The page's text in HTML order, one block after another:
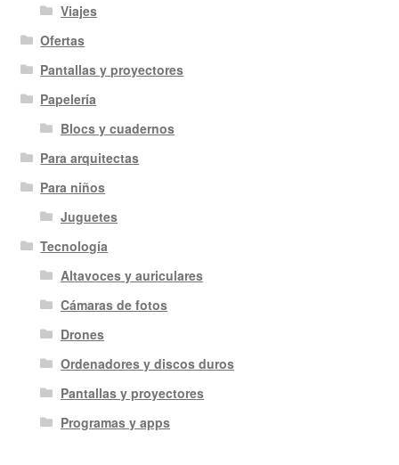
Viajes
Ofertas
Pantallas y proyectores
Papelería
Blocs y cuadernos
Para arquitectas
Para niños
Juguetes
Tecnología
Altavoces y auriculares
Cámaras de fotos
Drones
Ordenadores y discos duros
Pantallas y proyectores
Programas y apps